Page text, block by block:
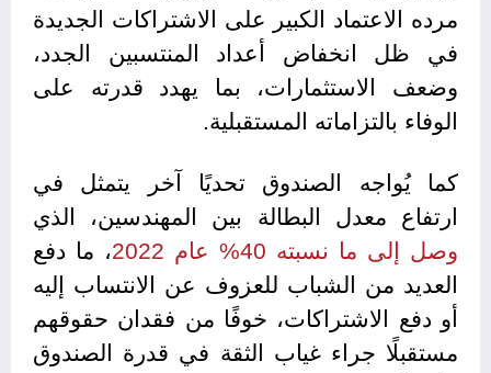
مرده الاعتماد الكبير على الاشتراكات الجديدة
في ظل انخفاض أعداد المنتسبين الجدد،
وضعف الاستثمارات، بما يهدد قدرته على
الوفاء بالتزاماته المستقبلية.
كما يُواجه الصندوق تحديًا آخر يتمثل في
ارتفاع معدل البطالة بين المهندسين، الذي
وصل
إلى ما نسبته عام
، ما دفع
العديد من الشباب للعزوف عن الانتساب إليه
أو دفع الاشتراكات، خوفًا من فقدان حقوقهم
مستقبلًا جراء غياب الثقة في قدرة الصندوق